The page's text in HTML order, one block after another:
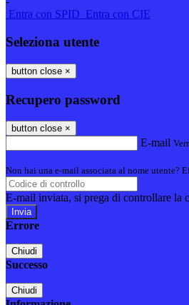
Entra con SPID Entra con CIE
Seleziona utente
button close ×
Recupero password
button close ×
E-mail
Non hai una e-mail associata al nome utente?
E-mail inviata, si prega di controllare la
Errore
Chiudi
Successo
Chiudi